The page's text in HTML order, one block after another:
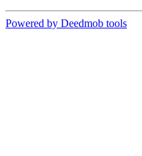
Powered by Deedmob tools